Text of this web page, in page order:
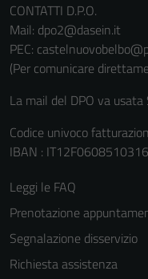
CONTATTI D.P.O.
Mail: dpo2@dasein.it
PEC:
(Per comunicare
La mail del DPO va
Codice univoco
IBAN :
Leggi le FAQ
Prenotazione
Segnalazione disservizio
Richiesta assistenza